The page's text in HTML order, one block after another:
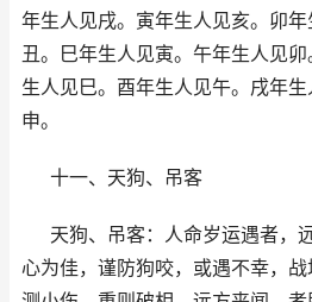
年生人见戌。寅年生人见亥。卯
丑。巳年生人见寅。午年生人见
生人见巳。酉年生人见午。戌年
申。
十一、天狗、吊客
天狗、吊客：人命岁运遇者，
心为佳，谨防狗咬，或遇不幸，